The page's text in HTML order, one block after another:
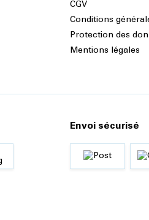
CGV
Conditions
Protection des
Mentions légales
Envoi sécurisé